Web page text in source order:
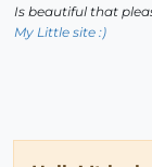
Is beautiful that
My Little site :)